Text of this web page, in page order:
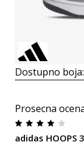
Dostupno boja:
Prosecna
adidas HOOPS